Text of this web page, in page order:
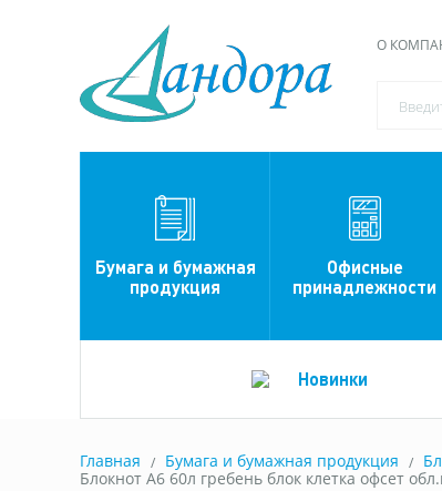
О
Бумага и бумажная
продукция
Офисные
принадлежности
Новинки
Главная Бумага и бумажная продукция
Блокнот А6 60л гребень блок клетка офсет